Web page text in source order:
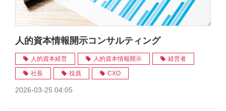
人的資本情報開示コンサルティング
人的資本経営 人的資本情報開示 経営者
社長 役員 CXO
2026-03-25 04:05